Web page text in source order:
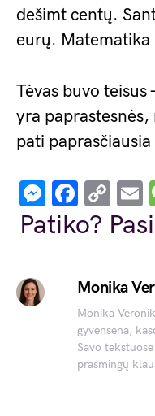
dešimt centų.
eurų. Matematika
Tėvas buvo
yra
pati paprasčiausia
Patiko?
Monika
Monika
gyvensena,
Savo
prasmingų